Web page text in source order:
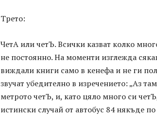
Трето:
ЧетА или четЪ. Всички казват колко
не постоянно. На моменти изглежда
виждали книги само в кенефа и не ги
звучат убедително в изречението: „Аз
метрото четЪ, и, като цяло много си
истински случай от автобус 84 някъде